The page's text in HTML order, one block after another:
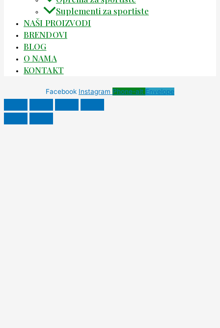
Suplementi za sportiste
NAŠI PROIZVODI
BRENDOVI
BLOG
O NAMA
KONTAKT
Facebook Instagram Phone-alt Envelope